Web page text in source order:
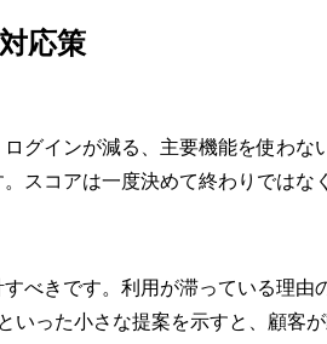
応策
グインが減る、主要機能を使わ
スコアは一度決めて終わりではな
べきです。利用が滞っている理
った小さな提案を示すと、顧客が